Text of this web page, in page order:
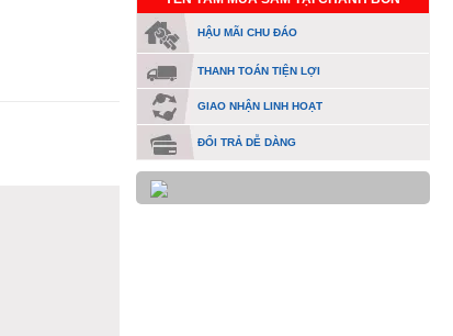
HẬU MÃI CHU ĐÁO
THANH TOÁN TIỆN LỢI
GIAO NHẬN LINH HOẠT
ĐỔI TRẢ DỄ DÀNG